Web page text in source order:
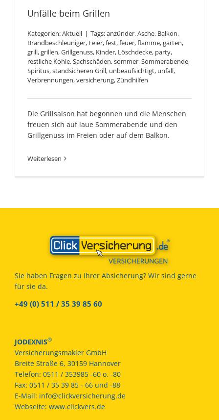
Unfälle beim Grillen
Kategorien:Aktuell | Tags:anzünder,Asche, Balkon,
Brandbeschleuniger, Feier,fest,feuer,flamme,garten,
grill,grillen,Grillgenuss, Kinder, Löschdecke, party,
restliche Kohle,Sachschäden,sommer,Sommerabende,
Spiritus,standsicheren Grill, unbeaufsichtigt, unfall,
Verbrennungen,versicherung,Zündhilfen
Die Grillsaison hat begonnen und die Menschen
freuen sich auf laue Sommerabende und den
Grillgenuss im Freien oder auf dem Balkon.
Weiterlesen
Sie haben Fragen zu Ihrer Absicherung? Wir sind gerne
für sie da.
+49 (0) 511 / 35 39 85 60
JODEXNIS®
Versicherungsmakler GmbH
Breite Straße 6, 30159 Hannover
Telefon: 0511 / 353985 -60 o. -80
Fax: 0511 / 35 39 85 - 66 und -88
E-Mail: info@clickversicherung.de
Webseite: www.clickvers.de